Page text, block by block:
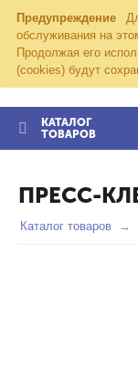
Предупреждение
обслуживания на
Продолжая его
(cookies) будут
КАТАЛОГ
ТОВАРОВ
ПРЕСС-
Каталог товаров